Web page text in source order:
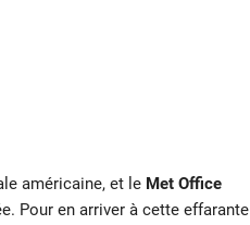
américaine, et le Met Office
Pour en arriver à cette effarante